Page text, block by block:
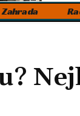
Zahrada